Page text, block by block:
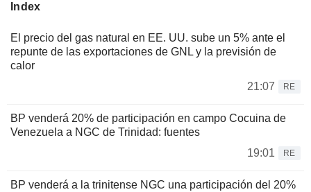
Index
El precio del gas natural en EE. UU. sube un 5% ante el
repunte de las exportaciones de GNL y la previsión de
calor
21:07
RE
BP venderá 20% de participación en campo Cocuina de
Venezuela a NGC de Trinidad: fuentes
19:01
RE
BP venderá a la trinitense NGC una participación del 20%